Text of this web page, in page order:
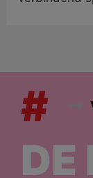
#
DE